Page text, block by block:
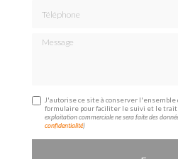
Message
J'autorise ce site à conserver l'ensemble
formulaire pour faciliter le suivi et le
exploitation commerciale ne sera faite des
confidentialité)